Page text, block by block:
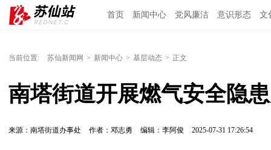
首页 新闻中心 党风廉洁 意识形态 文
当前位置: 苏仙新闻网 > 新闻中心 > 基层动态 > 正文
南塔街道开展燃气安全隐
来源：南塔街道办事处 作者：邓志勇 编辑：李阿俊 2025-07-31 17:26:54